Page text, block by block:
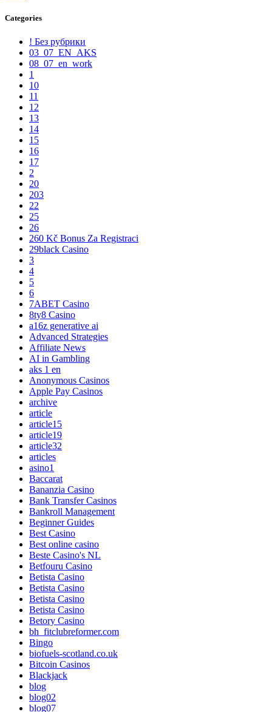
Categories
! Без рубрики
03_07_EN_AKS
08_07_en_work
1
10
11
12
13
14
15
16
17
2
20
203
22
25
26
260 Kč Bonus Za Registraci
29black Casino
3
4
5
6
7ABET Casino
8ty8 Casino
a16z generative ai
Advanced Strategies
Affiliate News
AI in Gambling
aks 1 en
Anonymous Casinos
Apple Pay Casinos
archive
article
article15
article19
article32
articles
asino1
Baccarat
Bananzia Casino
Bank Transfer Casinos
Bankroll Management
Beginner Guides
Best Casino
Best online casino
Beste Casino's NL
Betfouru Casino
Betista Casino
Betista Casino
Betista Casino
Betista Casino
Betory Casino
bh_fitclubreformer.com
Bingo
biofuels-scotland.co.uk
Bitcoin Casinos
Blackjack
blog
blog02
blog07